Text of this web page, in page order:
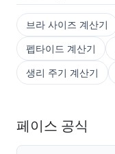
브라 사이즈 계산기
펩타이드 계산기
생리 주기 계산기
페이스 공식